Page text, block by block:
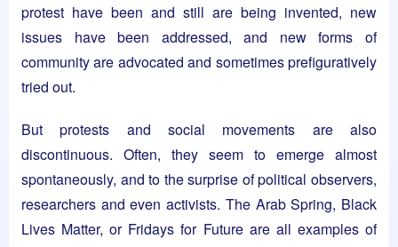
protest have been and still are being invented, new
issues have been addressed, and new forms of
community are advocated and sometimes prefiguratively
tried out.
But protests and social movements are also
discontinuous. Often, they seem to emerge almost
spontaneously, and to the surprise of political observers,
researchers and even activists. The Arab Spring, Black
Lives Matter, or Fridays for Future are all examples of